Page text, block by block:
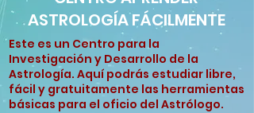
ASTROLOGÍA FÁCILMENTE
Este es un Centro para la
Investigación y Desarrollo de la
Astrología. Aquí podrás estudiar libre,
fácil y gratuitamente las herramientas
básicas para el oficio del Astrólogo.